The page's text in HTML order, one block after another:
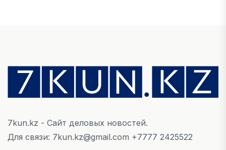
Денежно-кредитная политика влияет не
только на спрос, но и на предложение труда
07 АВГУСТА, 2026
НОВОСТИ
7kun.kz - Сайт деловых новостей.
Для связи: 7kun.kz@gmail.com +7777 2425522